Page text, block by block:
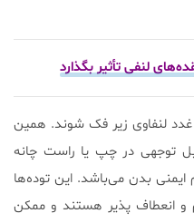
لنفی تأثیر بگذارد
لنفاوی زیر فک شوند. همین
توجهی در چپ یا راست چانه
بدن می‌باشد. این توده‌ها
و انعطاف پذیر هستند و ممکن